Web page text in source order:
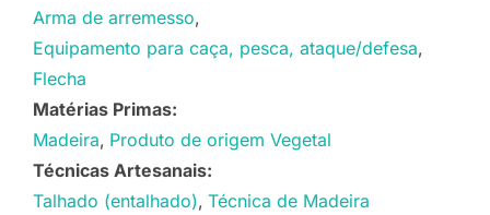
Arma de arremesso
Equipamento para caça, pesca, ataque/defesa
Flecha
Matérias Primas:
Madeira Produto de origem Vegetal
Técnicas Artesanais:
Talhado (entalhado) Técnica de Madeira